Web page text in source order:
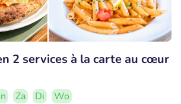
2 services à la carte au cœur
Za Di
Wo